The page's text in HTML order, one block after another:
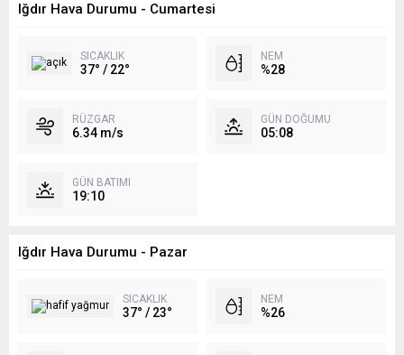
Iğdır Hava Durumu - Cumartesi
SICAKLIK
37° / 22°
NEM
%28
RÜZGAR
6.34 m/s
GÜN DOĞUMU
05:08
GÜN BATIMI
19:10
Iğdır Hava Durumu - Pazar
SICAKLIK
37° / 23°
NEM
%26